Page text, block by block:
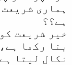
ہماری
ہے؟؟
خیر شریعت
بنا رکھا
نکال لیتا